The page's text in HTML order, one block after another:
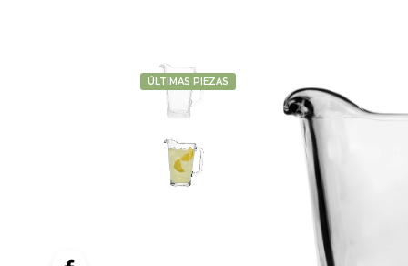
ÚLTIMAS PIEZAS